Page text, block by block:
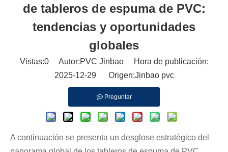
de tableros de espuma de PVC:
tendencias y oportunidades
globales
Vistas:0Autor:PVC Jinbao Hora de publicación:
2025-12-29 Origen:Jinbao pvc
Preguntar
A continuación se presenta un desglose estratégico del